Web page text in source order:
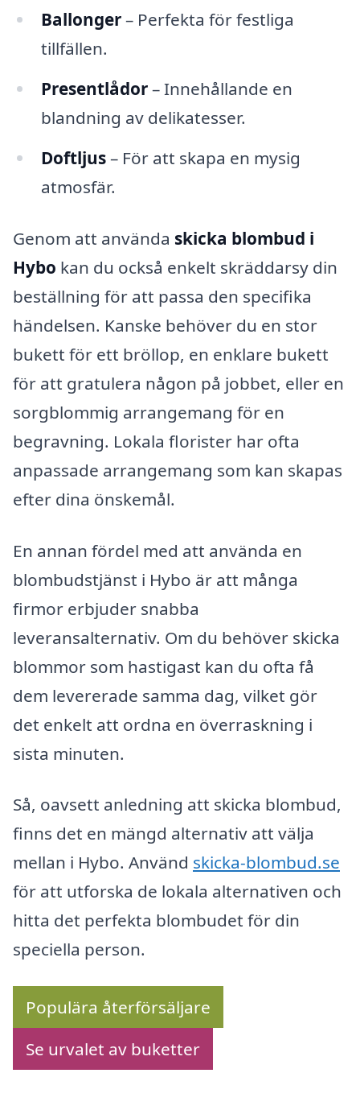
Ballonger– Perfekta för festliga
tillfällen.
Presentlådor– Innehållande en
blandning av delikatesser.
Doftljus– För att skapa en mysig
atmosfär.
Genom att använda skicka blombud i
Hybo kan du också enkelt skräddarsy din
beställning för att passa den specifika
händelsen. Kanske behöver du en stor
bukett för ett bröllop, en enklare bukett
för att gratulera någon på jobbet, eller en
sorgblommig arrangemang för en
begravning. Lokala florister har ofta
anpassade arrangemang som kan skapas
efter dina önskemål.
En annan fördel med att använda en
blombudstjänst i Hybo är att många
firmor erbjuder snabba
leveransalternativ. Om du behöver skicka
blommor som hastigast kan du ofta få
dem levererade samma dag, vilket gör
det enkelt att ordna en överraskning i
sista minuten.
Så, oavsett anledning att skicka blombud,
finns det en mängd alternativ att välja
mellan i Hybo. Använd skicka-blombud.se
för att utforska de lokala alternativen och
hitta det perfekta blombudet för din
speciella person.
Populära återförsäljare
Se urvalet av buketter